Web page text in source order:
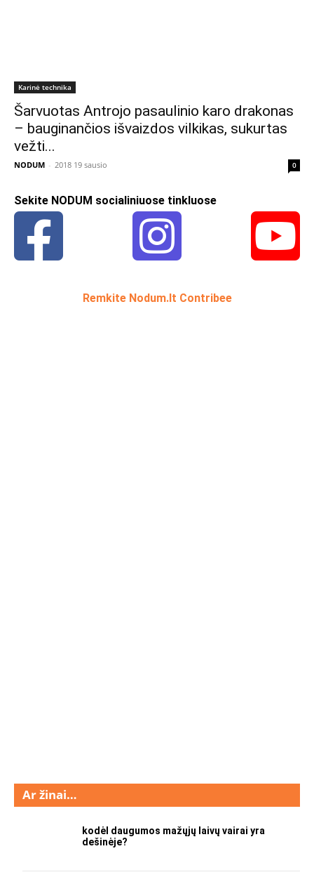
Karinė technika
Šarvuotas Antrojo pasaulinio karo drakonas
– bauginančios išvaizdos vilkikas, sukurtas
vežti...
NODUM - 2018 19 sausio 0
Sekite NODUM socialiniuose tinkluose
Remkite Nodum.lt Contribee
Ar žinai…
kodėl daugumos mažųjų laivų vairai yra
dešinėje?